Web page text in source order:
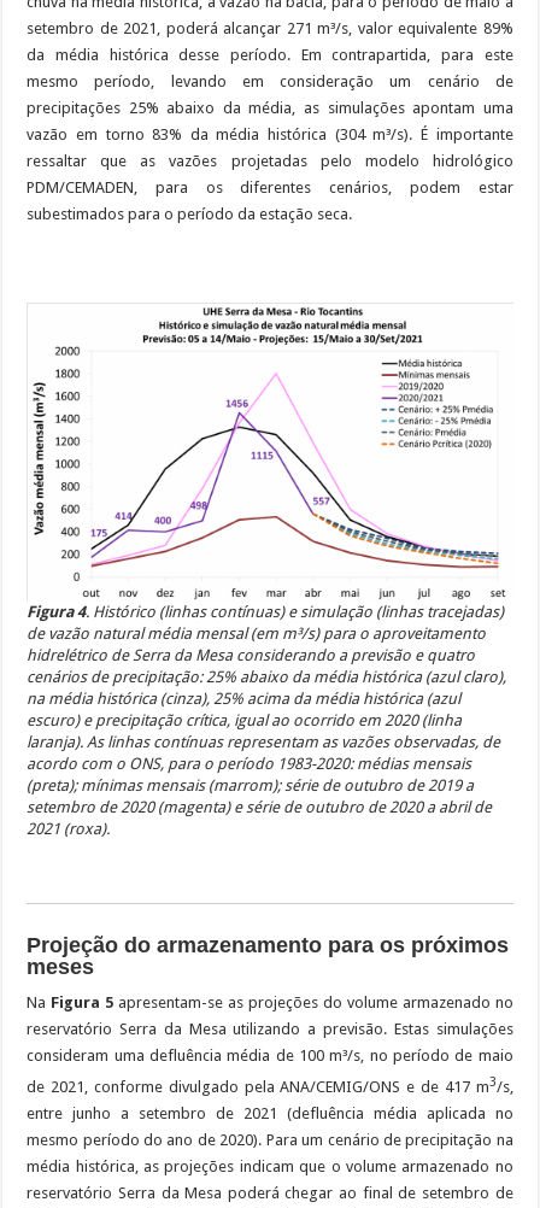
setembro de 2021, poderá alcançar 271 m³/s, valor equivalente 89%
da média histórica desse período. Em contrapartida, para este
mesmo período, levando em consideração um cenário de
precipitações 25% abaixo da média, as simulações apontam uma
vazão em torno 83% da média histórica (304 m³/s). É importante
ressaltar que as vazões projetadas pelo modelo hidrológico
PDM/CEMADEN, para os diferentes cenários, podem estar
subestimados para o período da estação seca.
Figura 4. Histórico (linhas contínuas) e simulação (linhas tracejadas)
de vazão natural média mensal (em m³/s) para o aproveitamento
hidrelétrico de Serra da Mesa considerando a previsão e quatro
cenários de precipitação: 25% abaixo da média histórica (azul claro),
na média histórica (cinza), 25% acima da média histórica (azul
escuro) e precipitação crítica, igual ao ocorrido em 2020 (linha
laranja). As linhas contínuas representam as vazões observadas, de
acordo com o ONS, para o período 1983-2020: médias mensais
(preta); mínimas mensais (marrom); série de outubro de 2019 a
setembro de 2020 (magenta) e série de outubro de 2020 a abril de
2021 (roxa).
Projeção do armazenamento para os próximos
meses
Na Figura 5 apresentam-se as projeções do volume armazenado no
reservatório Serra da Mesa utilizando a previsão. Estas simulações
consideram uma defluência média de 100 m³/s, no período de maio
de 2021, conforme divulgado pela ANA/CEMIG/ONS e de 417 m3/s,
entre junho a setembro de 2021 (defluência média aplicada no
mesmo período do ano de 2020). Para um cenário de precipitação na
média histórica, as projeções indicam que o volume armazenado no
reservatório Serra da Mesa poderá chegar ao final de setembro de